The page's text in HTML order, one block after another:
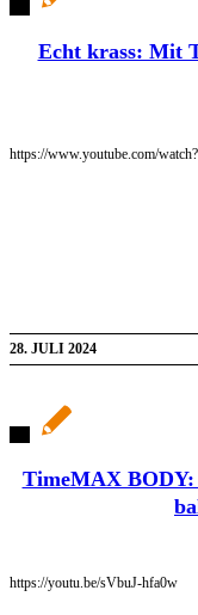
Echt krass: Mit
https://www.youtube.com/
28. JULI 2024
TimeMAX BODY:
https://youtu.be/sVbuJ-hfa0w